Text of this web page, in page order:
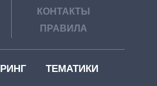
КОНТАКТЫ
ПРАВИЛА
ТЕМАТИКИ